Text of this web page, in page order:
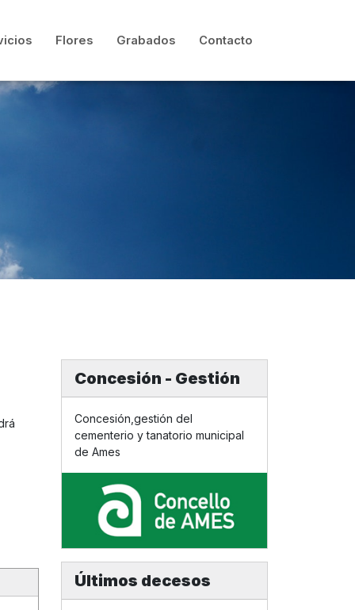
Flores Grabados Contacto
Concesión - Gestión
Concesión,gestión del
cementerio y tanatorio municipal
de Ames
Últimos decesos